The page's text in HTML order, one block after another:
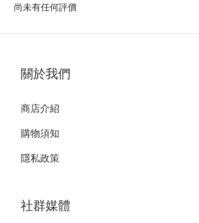
尚未有任何評價
關於我們
商店介紹
購物須知
隱私政策
社群媒體